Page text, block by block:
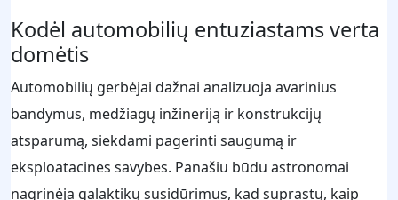
Kodėl automobilių entuziastams verta
domėtis
Automobilių gerbėjai dažnai analizuoja avarinius
bandymus, medžiagų inžineriją ir konstrukcijų
atsparumą, siekdami pagerinti saugumą ir
eksploatacines savybes. Panašiu būdu astronomai
nagrinėja galaktikų susidūrimus, kad suprastų, kaip